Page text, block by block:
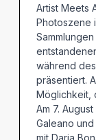
Artist Meets
Photoszene
während
präsentiert.
Möglichkeit,
Am 7.
Galeano und
mit Daria